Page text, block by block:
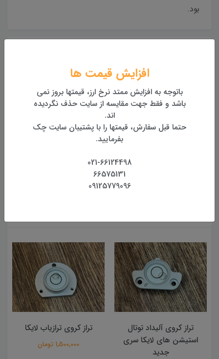
بود.
تحویل یک تا دو روزه درب محل
بهترین قیمت
بهترین قیمت روز تجهیزات
تضمین اصالت و کیفیت کالا
همراه با گارانتی معتبر
بازگشت وجه
بازگشت وجه بدون قید و شرط
تراز کروی آلیداد توتال
استیشن های لایکا سری
جدید
تراز کروی ترازیاب لایکا
1,500,000 تومان
افزایش قیمت ها
باتوجه به افزایش ممتد نرخ ارز، قیمتها بروز نمی
باشد و فقط جهت مقایسه از سایت حذف نگردیده
اند.
حتما قبل سفارش، قیمتها را با پشتیبان سایت چک
بفرمایید.
021-66124498
66575131
09125779096